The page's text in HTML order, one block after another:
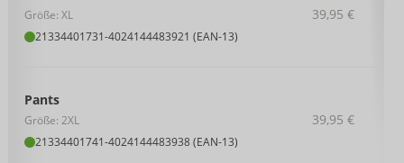
Größe: XL
21334401731-4024144483921 (EAN-13)
39,95 €
Pants
Größe: 2XL
21334401741-4024144483938 (EAN-13)
39,95 €